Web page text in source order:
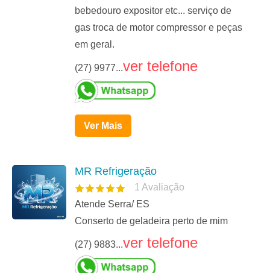
bebedouro expositor etc... serviço de
gas troca de motor compressor e peças
em geral.
(27) 9977...ver telefone
Ver Mais
MR Refrigeração
1 Avaliação
Atende Serra/ ES
Conserto de geladeira perto de mim
(27) 9883...ver telefone